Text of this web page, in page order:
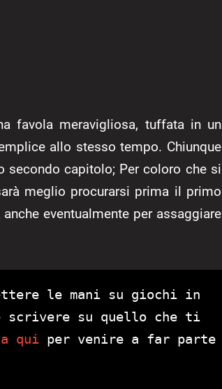
favola meravigliosa, tuffata in un
allo stesso tempo. Chiunque
secondo capitolo; Per coloro che si
meglio procurarsi prima il primo
eventualmente per assaggiare
le mani su giochi in
scrivere su quello che ti
qui per venire a far parte